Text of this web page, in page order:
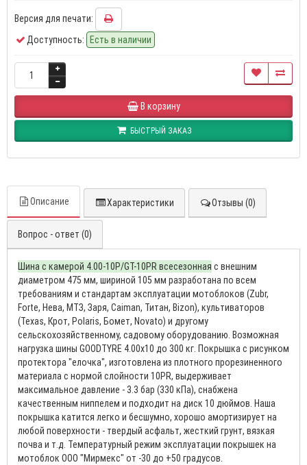
Версия для печати:
Доступность: Есть в наличии
В корзину
БЫСТРЫЙ ЗАКАЗ
Описание Характеристики Отзывы (0)
Вопрос - ответ (0)
Шина с камерой 4.00-10P/GT-10PR всесезонная с внешним
диаметром 475 мм, шириной 105 мм разработана по всем
требованиям и стандартам эксплуатации мотоблоков (Zubr,
Forte, Нева, МТЗ, Заря, Caiman, Титан, Bizon), культиваторов
(Texas, Крот, Polaris, Бомет, Novato) и другому
сельскохозяйственному, садовому оборудованию. Возможная
нагрузка шины GOODTYRE 4.00х10 до 300 кг. Покрышка с рисунком
протектора "елочка", изготовлена из плотного прорезиненного
материала с нормой слойности 10PR, выдерживает
максимальное давление - 3.3 бар (330 кПа), снабжена
качественным ниппелем и подходит на диск 10 дюймов. Наша
покрышка катится легко и бесшумно, хорошо амортизирует на
любой поверхности - твердый асфальт, жесткий грунт, вязкая
почва и т.д. Температурный режим эксплуатации покрышек на
мотоблок ООО "Мирмекс" от -30 до +50 градусов.